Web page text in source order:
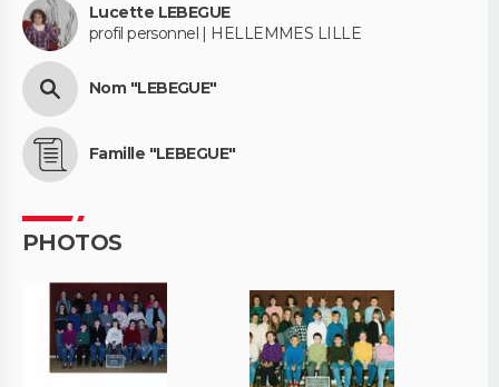
Lucette LEBEGUE
profil personnel | HELLEMMES LILLE
Nom "LEBEGUE"
Famille "LEBEGUE"
PHOTOS